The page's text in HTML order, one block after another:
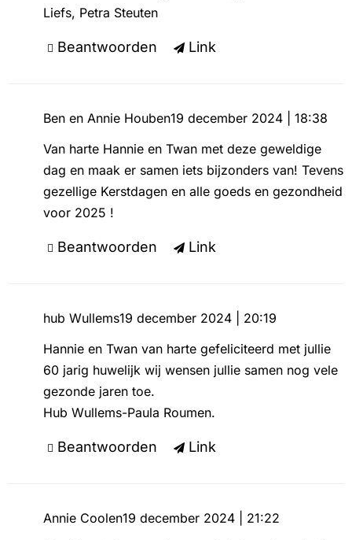
Liefs, Petra Steuten
Beantwoorden Link
Ben en Annie Houben19 december 2024 | 18:38
Van harte Hannie en Twan met deze geweldige
dag en maak er samen iets bijzonders van! Tevens
gezellige Kerstdagen en alle goeds en gezondheid
voor 2025 !
Beantwoorden Link
hub Wullems19 december 2024 | 20:19
Hannie en Twan van harte gefeliciteerd met jullie
60 jarig huwelijk wij wensen jullie samen nog vele
gezonde jaren toe.
Hub Wullems-Paula Roumen.
Beantwoorden Link
Annie Coolen19 december 2024 | 21:22